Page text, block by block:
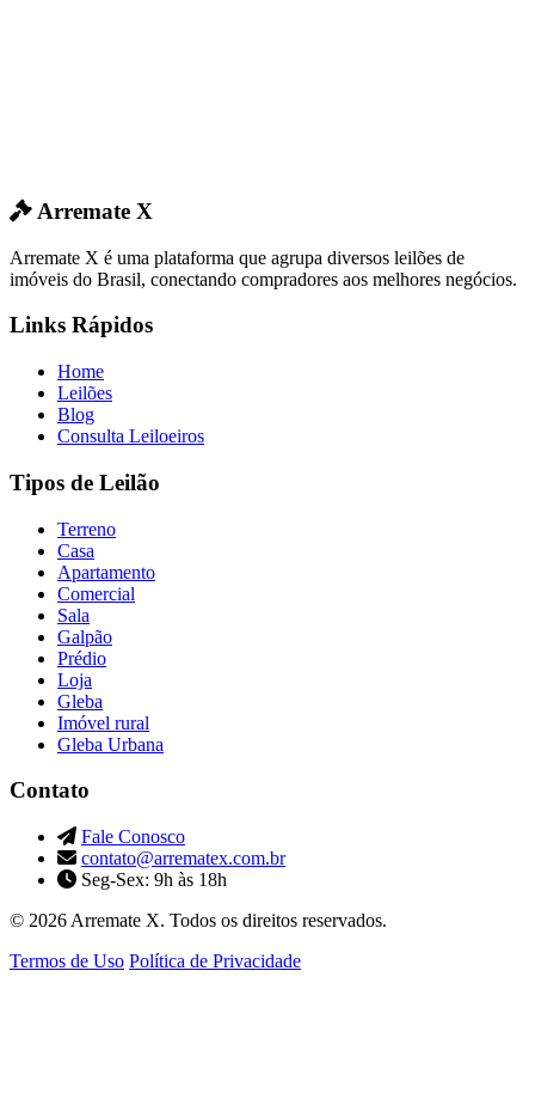
Arremate X
Arremate X é uma plataforma que agrupa diversos leilões de
imóveis do Brasil, conectando compradores aos melhores negócios.
Links Rápidos
Home
Leilões
Blog
Consulta Leiloeiros
Tipos de Leilão
Terreno
Casa
Apartamento
Comercial
Sala
Galpão
Prédio
Loja
Gleba
Imóvel rural
Gleba Urbana
Contato
Fale Conosco
contato@arrematex.com.br
Seg-Sex: 9h às 18h
© 2026 Arremate X. Todos os direitos reservados.
Termos de Uso Política de Privacidade